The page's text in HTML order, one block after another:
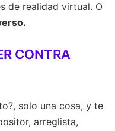
de realidad virtual. O
CONTRA
solo una cosa, y te
arreglista,